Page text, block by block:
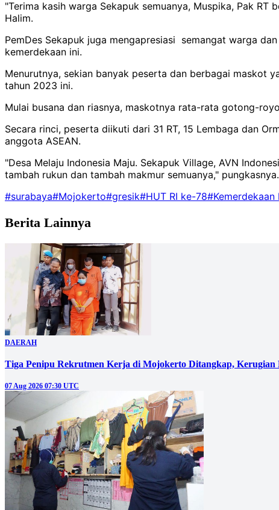
"Terima kasih warga Sekapuk semuanya, Muspika, Pak
Halim.
PemDes Sekapuk juga mengapresiasi semangat warga
kemerdekaan ini.
Menurutnya, sekian banyak peserta dan berbagai maskot
tahun 2023 ini.
Mulai busana dan riasnya, maskotnya rata-rata gotong-
Secara rinci, peserta diikuti dari 31 RT, 15 Lembaga dan
anggota ASEAN.
"Desa Melaju Indonesia Maju. Sekapuk Village, AVN
tambah rukun dan tambah makmur semuanya," pungkasnya.
#surabaya#Mojokerto#gresik#HUT RI ke-78#Kemerdekaan
Berita Lainnya
DAERAH
Tiga Penipu Rekrutmen Kerja di Mojokerto Ditangkap, Kerugian
07 Aug 2026 07:30 UTC